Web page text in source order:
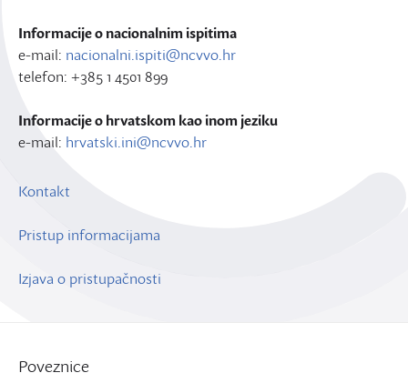
Informacije o nacionalnim ispitima
e-mail: nacionalni.ispiti@ncvvo.hr
telefon: +385 1 4501 899
Informacije o hrvatskom kao inom jeziku
e-mail: hrvatski.ini@ncvvo.hr
Kontakt
Pristup informacijama
Izjava o pristupačnosti
Poveznice